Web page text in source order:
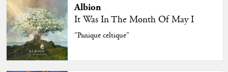
Albion
It Was In The Month Of May I
"Panique celtique"